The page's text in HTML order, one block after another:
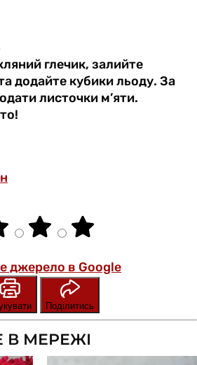
глечик, залийте
додайте кубики льоду. За
листочки м’яти.
Поділитись